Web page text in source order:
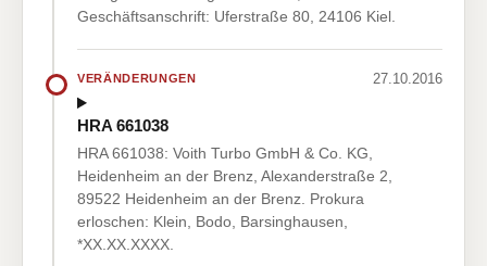
Geschäftsanschrift: Uferstraße 80, 24106 Kiel.
VERÄNDERUNGEN 27.10.2016
HRA 661038
HRA 661038: Voith Turbo GmbH & Co. KG,
Heidenheim an der Brenz, Alexanderstraße 2,
89522 Heidenheim an der Brenz. Prokura
erloschen: Klein, Bodo, Barsinghausen,
*XX.XX.XXXX.